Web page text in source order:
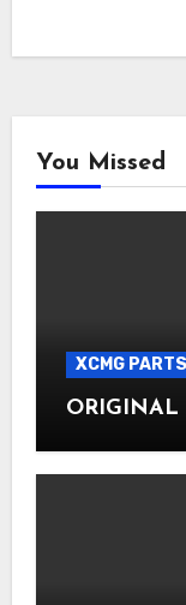
You Missed
XCMG PARTS
ORIGINAL